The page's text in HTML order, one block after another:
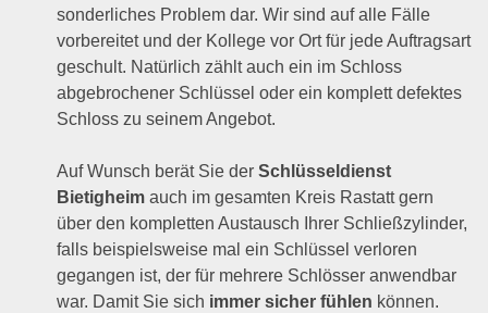
sonderliches Problem dar. Wir sind auf alle Fälle
vorbereitet und der Kollege vor Ort für jede Auftragsart
geschult. Natürlich zählt auch ein im Schloss
abgebrochener Schlüssel oder ein komplett defektes
Schloss zu seinem Angebot.
Auf Wunsch berät Sie derSchlüsseldienst
Bietigheim auch im gesamten Kreis Rastatt gern
über den kompletten Austausch Ihrer Schließzylinder,
falls beispielsweise mal ein Schlüssel verloren
gegangen ist, der für mehrere Schlösser anwendbar
war. Damit Sie sich immer sicher fühlen können.